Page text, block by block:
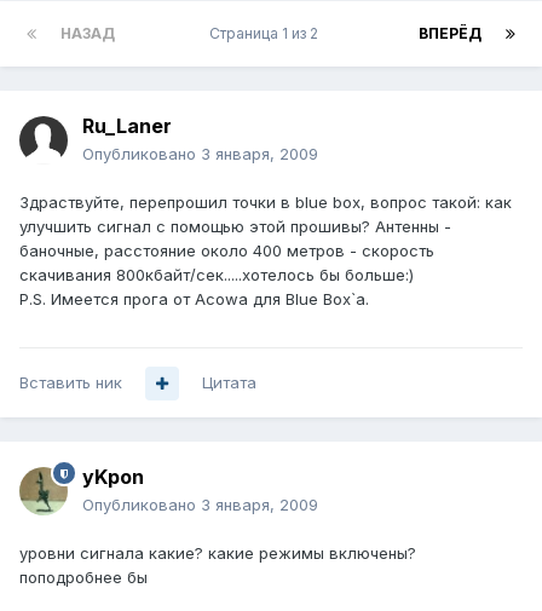
НАЗАД ВПЕРЁД
Страница 1 из 2
Ru_Laner
Опубликовано 3 января, 2009
Здраствуйте, перепрошил точки в blue box, вопрос такой: как
улучшить сигнал с помощью этой прошивы? Антенны -
баночные, расстояние около 400 метров - скорость
скачивания 800кбайт/сек.....хотелось бы больше:)
P.S. Имеется прога от Acowa для Blue Box`a.
Вставить ник Цитата
yKpon
Опубликовано 3 января, 2009
уровни сигнала какие? какие режимы включены?
поподробнее бы